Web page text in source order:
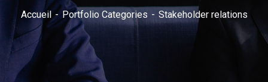
Accueil Portfolio Categories Stakeholder relations